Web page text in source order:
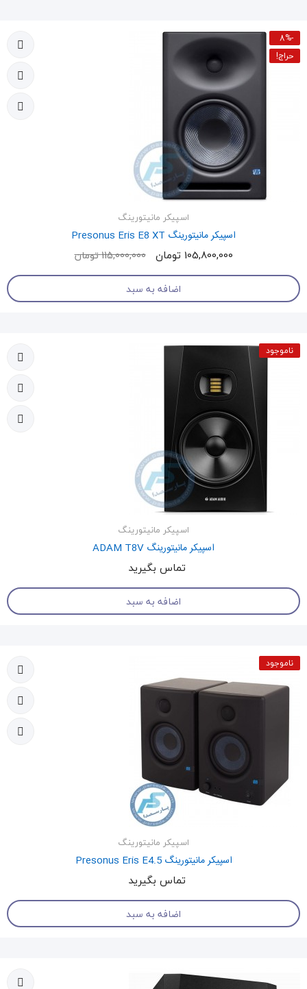
-8%
حراج!
اسپیکر مانیتورینگ
اسپیکر مانیتورینگ Presonus Eris E8 XT
105,800,000 تومان
115,000,000 تومان
اضافه به سبد
ناموجود
اسپیکر مانیتورینگ
اسپیکر مانیتورینگ ADAM T8V
تماس بگیرید
اضافه به سبد
ناموجود
اسپیکر مانیتورینگ
اسپیکر مانیتورینگ Presonus Eris E4.5
تماس بگیرید
اضافه به سبد